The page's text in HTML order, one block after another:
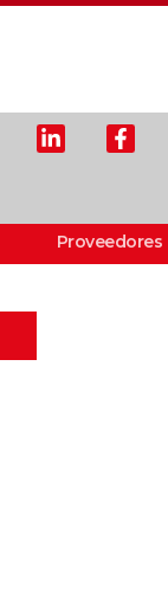
Proveedores